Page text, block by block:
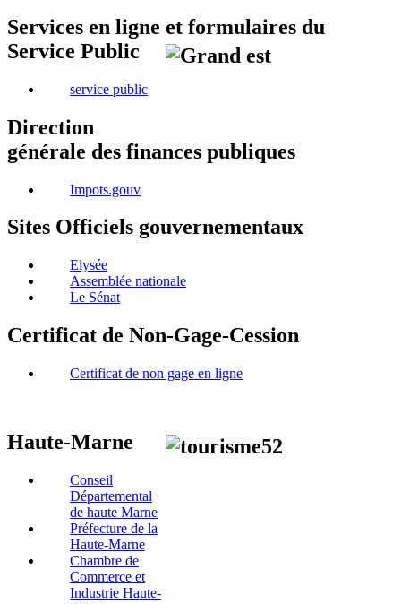
Services en ligne et formulaires du
Service Public
service public
Direction
générale des finances publiques
Impots.gouv
Sites Officiels gouvernementaux
Elysée
Assemblée nationale
Le Sénat
Certificat de Non-Gage-Cession
Certificat de non gage en ligne
Haute-Marne
Conseil
Départemental
de haute Marne
Préfecture de la
Haute-Marne
Chambre de
Commerce et
Industrie Haute-